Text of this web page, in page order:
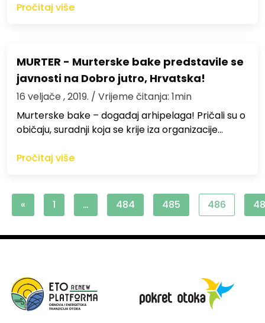
Pročitaj više
MURTER - Murterske bake predstavile se
javnosti na Dobro jutro, Hrvatska!
16 veljače , 2019. / Vrijeme čitanja: 1min
Murterske bake – događaj arhipelaga! Pričali su o
običaju, suradnji koja se krije iza organizacije…
Pročitaj više
« 1 … 484 485 486